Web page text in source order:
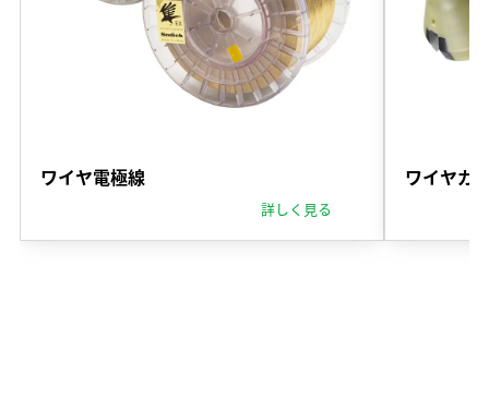
ワイヤ電極線
詳しく見る
ワイヤガ